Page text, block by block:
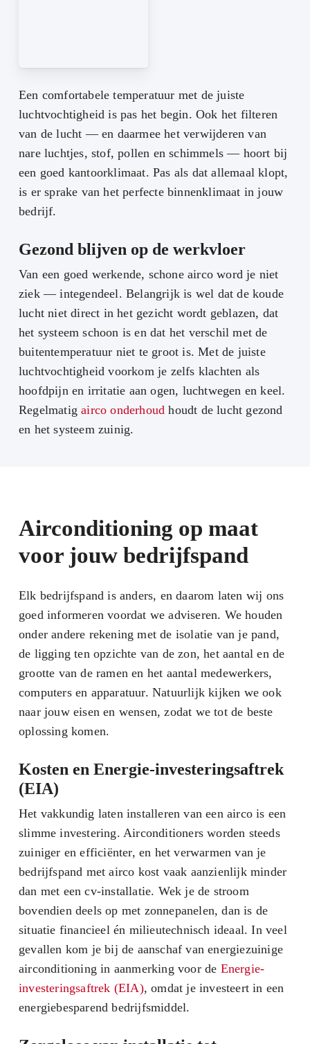
Een comfortabele temperatuur met de juiste
luchtvochtigheid is pas het begin. Ook het filteren
van de lucht — en daarmee het verwijderen van
nare luchtjes, stof, pollen en schimmels — hoort bij
een goed kantoorklimaat. Pas als dat allemaal klopt,
is er sprake van het perfecte binnenklimaat in jouw
bedrijf.
Gezond blijven op de werkvloer
Van een goed werkende, schone airco word je niet
ziek — integendeel. Belangrijk is wel dat de koude
lucht niet direct in het gezicht wordt geblazen, dat
het systeem schoon is en dat het verschil met de
buitentemperatuur niet te groot is. Met de juiste
luchtvochtigheid voorkom je zelfs klachten als
hoofdpijn en irritatie aan ogen, luchtwegen en keel.
Regelmatigairco onderhoud houdt de lucht gezond
en het systeem zuinig.
Airconditioning op maat
voor jouw bedrijfspand
Elk bedrijfspand is anders, en daarom laten wij ons
goed informeren voordat we adviseren. We houden
onder andere rekening met de isolatie van je pand,
de ligging ten opzichte van de zon, het aantal en de
grootte van de ramen en het aantal medewerkers,
computers en apparatuur. Natuurlijk kijken we ook
naar jouw eisen en wensen, zodat we tot de beste
oplossing komen.
Kosten en Energie-investeringsaftrek
(EIA)
Het vakkundig laten installeren van een airco is een
slimme investering. Airconditioners worden steeds
zuiniger en efficiënter, en het verwarmen van je
bedrijfspand met airco kost vaak aanzienlijk minder
dan met een cv-installatie. Wek je de stroom
bovendien deels op met zonnepanelen, dan is de
situatie financieel én milieutechnisch ideaal. In veel
gevallen kom je bij de aanschaf van energiezuinige
airconditioning in aanmerking voor de Energie-
investeringsaftrek (EIA), omdat je investeert in een
energiebesparend bedrijfsmiddel.